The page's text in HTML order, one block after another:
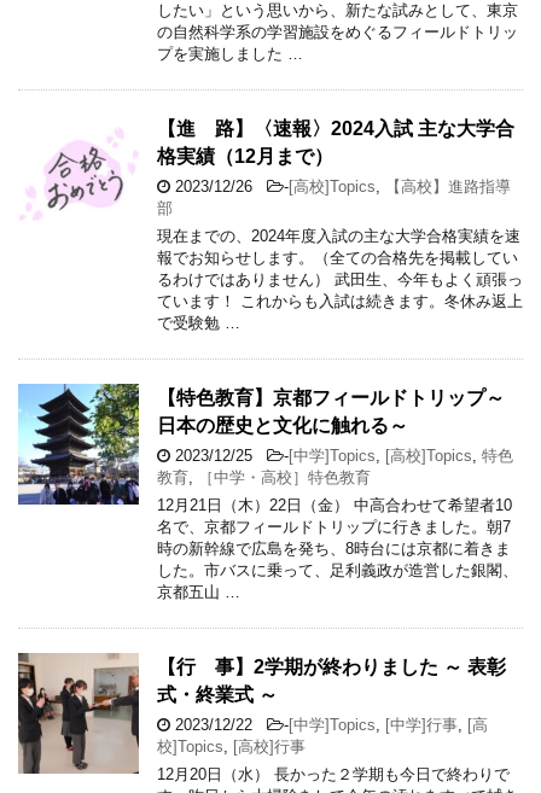
したい」という思いから、新たな試みとして、東京
の自然科学系の学習施設をめぐるフィールドトリッ
プを実施しました …
【進 路】〈速報〉2024入試 主な大学合
格実績（12月まで）
2023/12/26 -[高校]Topics,
【高校】進路指導
部
現在までの、2024年度入試の主な大学合格実績を速
報でお知らせします。（全ての合格先を掲載してい
るわけではありません） 武田生、今年もよく頑張っ
ています！ これからも入試は続きます。冬休み返上
で受験勉 …
【特色教育】京都フィールドトリップ～
日本の歴史と文化に触れる～
2023/12/25 -[中学]Topics, [高校]Topics, 特色
教育,
［中学・高校］特色教育
12月21日（木）22日（金） 中高合わせて希望者10
名で、京都フィールドトリップに行きました。朝7
時の新幹線で広島を発ち、8時台には京都に着きま
した。市バスに乗って、足利義政が造営した銀閣、
京都五山 …
【行 事】2学期が終わりました ～ 表彰
式・終業式 ～
2023/12/22 -[中学]Topics, [中学]行事, [高
校]Topics, [高校]行事
12月20日（水） 長かった２学期も今日で終わりで